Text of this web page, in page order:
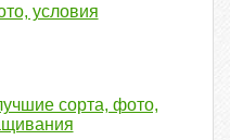
условия
сорта, фото,